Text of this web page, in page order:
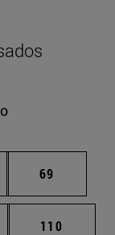
intermedias
Página
69
intermedias
Página
110